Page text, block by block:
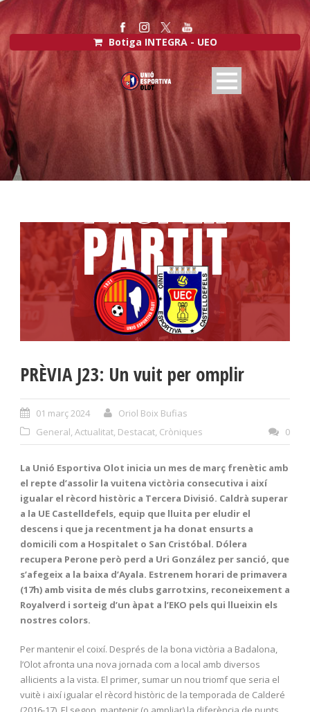
Botiga INTEGRA - UEO
PRÈVIA J23: Un vuit per omplir
01 març 2024
Oriol Boix Bufias
General, Actualitat, Destacat, Cròniques 0
La Unió Esportiva Olot inicia un mes de març frenètic amb
el repte d’assolir la vuitena victòria consecutiva i així
igualar el rècord històric a Tercera Divisió. Caldrà superar
a la UE Castelldefels, equip que lluita per eludir el
descens i que ja recentment ja ha donat ensurts a
domicili com a Hospitalet o San Cristóbal. Dólera
recupera Perone però perd a Uri González per sanció, que
s’afegeix a la baixa d’Ayala. Estrenem horari de primavera
(17h) amb visita de més clubs garrotxins, reconeixement a
Royalverd i sorteig d’un àpat a l’EKO pels qui llueixin els
nostres colors.
Per mantenir el coixí. Després de la bona victòria a Badalona,
l’Olot afronta una nova jornada com a local amb diversos
al·licients a la vista. El primer, sumar un nou triomf que seria el
vuitè i així igualar el rècord històric de la temporada de Calderé